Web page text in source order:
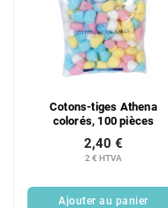
Cotons-tiges Athena
colorés, 100 pièces
2 € HTVA
2,40 €
Ajouter au panier